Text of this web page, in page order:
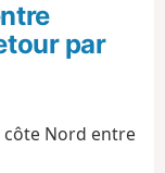
g
par
côte Nord entre